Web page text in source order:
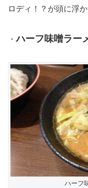
ロディ！？が頭に浮
・ハーフ味噌ラー
ハーフ